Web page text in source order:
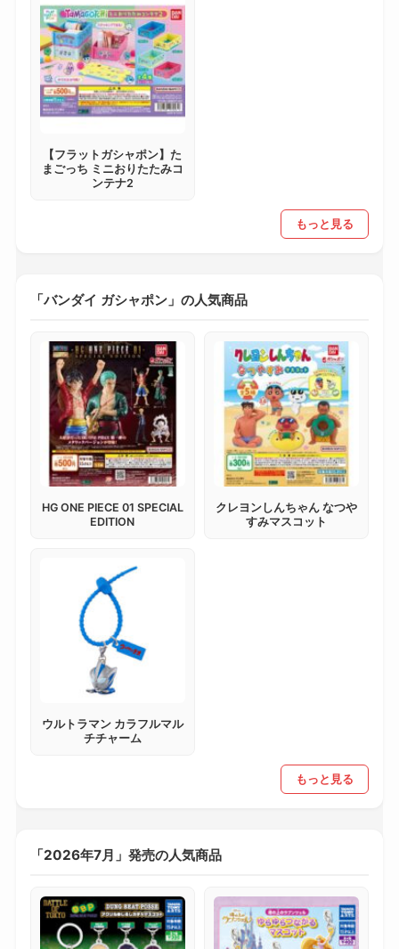
【フラットガシャポン】た
まごっち ミニおりたたみコ
ンテナ2
もっと見る
「バンダイ ガシャポン」の人気商品
HG ONE PIECE 01 SPECIAL
EDITION
クレヨンしんちゃん なつや
すみマスコット
ウルトラマン カラフルマル
チチャーム
もっと見る
「2026年7月」発売の人気商品